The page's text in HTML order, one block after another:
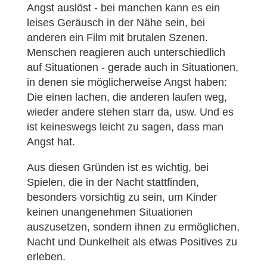
Angst auslöst - bei manchen kann es ein
leises Geräusch in der Nähe sein, bei
anderen ein Film mit brutalen Szenen.
Menschen reagieren auch unterschiedlich
auf Situationen - gerade auch in Situationen,
in denen sie möglicherweise Angst haben:
Die einen lachen, die anderen laufen weg,
wieder andere stehen starr da, usw. Und es
ist keineswegs leicht zu sagen, dass man
Angst hat.
Aus diesen Gründen ist es wichtig, bei
Spielen, die in der Nacht stattfinden,
besonders vorsichtig zu sein, um Kinder
keinen unangenehmen Situationen
auszusetzen, sondern ihnen zu ermöglichen,
Nacht und Dunkelheit als etwas Positives zu
erleben.